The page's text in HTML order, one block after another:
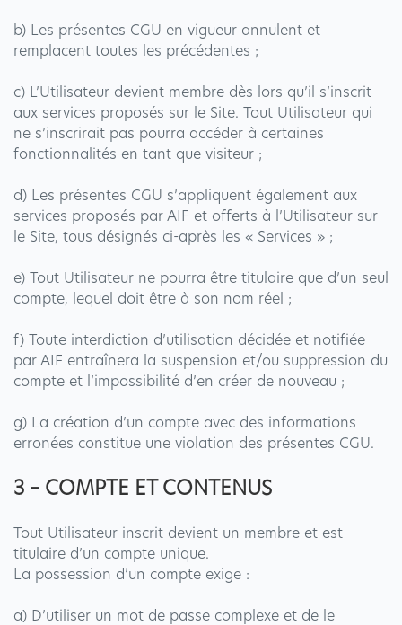
b) Les présentes CGU en vigueur annulent et
remplacent toutes les précédentes ;
c) L’Utilisateur devient membre dès lors qu’il s’inscrit
aux services proposés sur le Site. Tout Utilisateur qui
ne s’inscrirait pas pourra accéder à certaines
fonctionnalités en tant que visiteur ;
d) Les présentes CGU s’appliquent également aux
services proposés par AIF et offerts à l’Utilisateur sur
le Site, tous désignés ci-après les « Services » ;
e) Tout Utilisateur ne pourra être titulaire que d’un seul
compte, lequel doit être à son nom réel ;
f) Toute interdiction d’utilisation décidée et notifiée
par AIF entraînera la suspension et/ou suppression du
compte et l’impossibilité d’en créer de nouveau ;
g) La création d’un compte avec des informations
erronées constitue une violation des présentes CGU.
3 – COMPTE ET CONTENUS
Tout Utilisateur inscrit devient un membre et est
titulaire d’un compte unique.
La possession d’un compte exige :
a) D’utiliser un mot de passe complexe et de le